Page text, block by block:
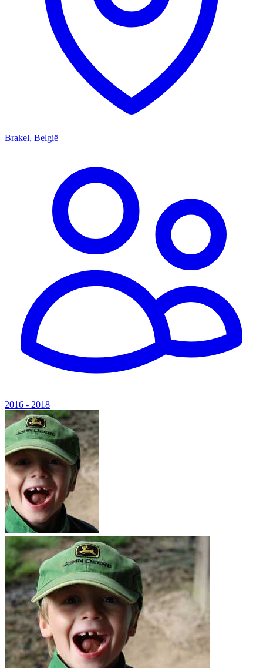
Brakel, België
2016 - 2018